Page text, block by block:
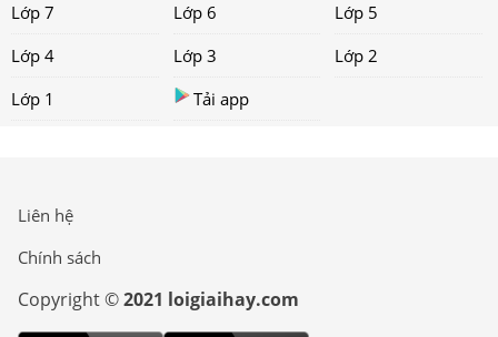
Lớp 7
Lớp 6
Lớp 5
Lớp 4
Lớp 3
Lớp 2
Lớp 1
Tải app
Liên hệ
Chính sách
Copyright ©2021 loigiaihay.com